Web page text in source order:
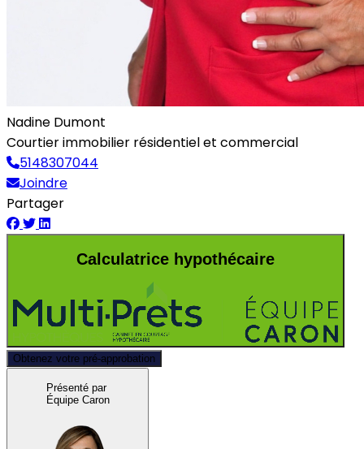
Nadine Dumont
Courtier immobilier résidentiel et commercial
5148307044
Joindre
Partager
Calculatrice hypothécaire
Obtenez votre pré-approbation
Présenté par
Équipe Caron